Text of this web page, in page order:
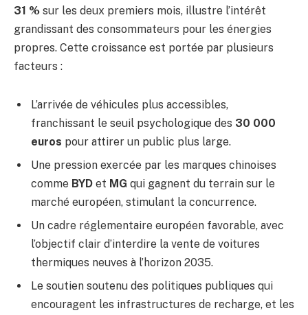
31 % sur les deux premiers mois, illustre l’intérêt
grandissant des consommateurs pour les énergies
propres. Cette croissance est portée par plusieurs
facteurs :
L’arrivée de véhicules plus accessibles,
franchissant le seuil psychologique des 30 000
euros pour attirer un public plus large.
Une pression exercée par les marques chinoises
comme BYD et MG qui gagnent du terrain sur le
marché européen, stimulant la concurrence.
Un cadre réglementaire européen favorable, avec
l’objectif clair d’interdire la vente de voitures
thermiques neuves à l’horizon 2035.
Le soutien soutenu des politiques publiques qui
encouragent les infrastructures de recharge, et les